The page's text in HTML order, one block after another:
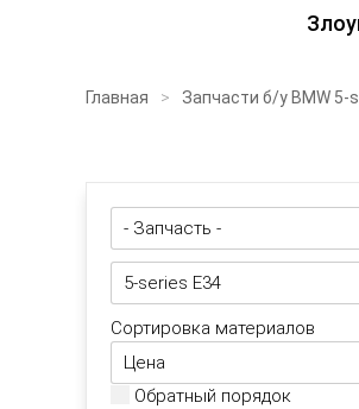
Главная Запчасти б/у BMW 5-
Сортировка материалов
Обратный порядок